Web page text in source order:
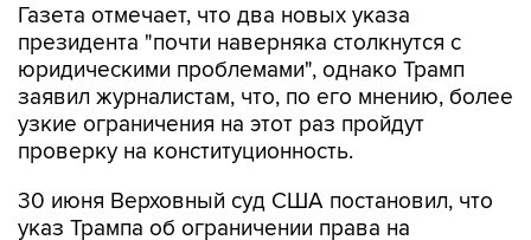
Газета отмечает, что два новых указа
президента "почти наверняка столкнутся с
юридическими проблемами", однако Трамп
заявил журналистам, что, по его мнению, более
узкие ограничения на этот раз пройдут
проверку на конституционность.
30 июня Верховный суд США постановил, что
указ Трампа об ограничении права на